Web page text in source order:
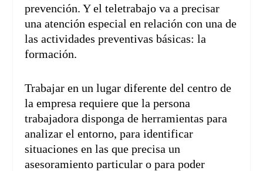
prevención. Y el teletrabajo va a precisar
una atención especial en relación con una de
las actividades preventivas básicas: la
formación.
Trabajar en un lugar diferente del centro de
la empresa requiere que la persona
trabajadora disponga de herramientas para
analizar el entorno, para identificar
situaciones en las que precisa un
asesoramiento particular o para poder